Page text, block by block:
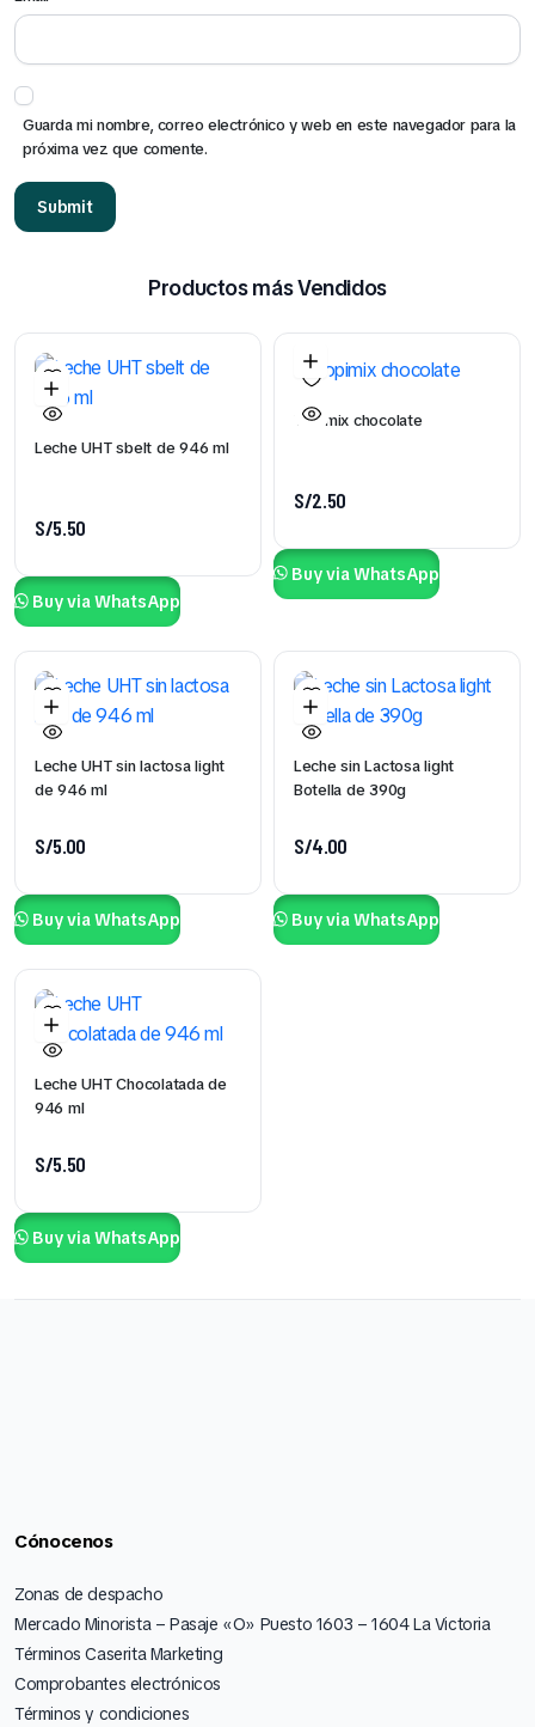
Guarda mi nombre, correo electrónico y web en este navegador para la
próxima vez que comente.
Productos más Vendidos
Leche UHT sbelt de 946 ml
S/5.50
Buy via WhatsApp
Yopimix chocolate
S/2.50
Buy via WhatsApp
Leche UHT sin lactosa light
de 946 ml
S/5.00
Buy via WhatsApp
Leche sin Lactosa light
Botella de 390g
S/4.00
Buy via WhatsApp
Leche UHT Chocolatada de
946 ml
S/5.50
Buy via WhatsApp
Cónocenos
Zonas de despacho
Mercado Minorista – Pasaje «O» Puesto 1603 – 1604 La Victoria
Términos Caserita Marketing
Comprobantes electrónicos
Términos y condiciones